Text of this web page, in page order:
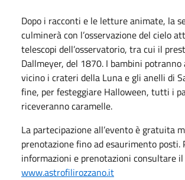
Dopo i racconti e le letture animate, la
culminerà con l’osservazione del cielo
telescopi dell’osservatorio, tra cui il
Dallmeyer, del 1870. I bambini
vicino i crateri della Luna e gli anelli di
fine, per festeggiare Halloween, tutti i
riceveranno caramelle.
La partecipazione all’evento è gratuita
prenotazione fino ad esaurimento posti.
informazioni e prenotazioni consultare
www.astrofilirozzano.it